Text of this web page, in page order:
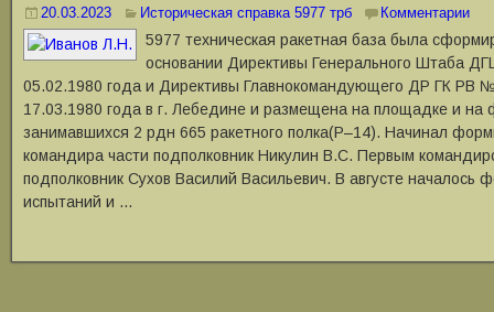
20.03.2023 Историческая справка 5977 трб Комментарии
5977 техническая ракетная база была
основании Директивы Генерального Штаба
05.02.1980 года и Директивы Главнокомандующего ДР ГК РВ
17.03.1980 года в г. Лебедине и размещена на площадке и на
занимавшихся 2 рдн 665 ракетного полка(Р–14). Начинал
командира части подполковник Никулин В.С. Первым
подполковник Сухов Василий Васильевич. В августе началось
испытаний и …